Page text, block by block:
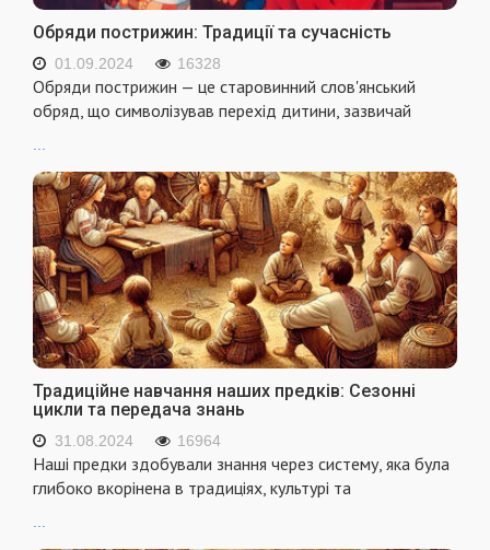
Обряди пострижин: Традиції та сучасність
01.09.2024 16328
Обряди пострижин — це старовинний слов'янський
обряд, що символізував перехід дитини, зазвичай
Традиційне навчання наших предків: Сезонні
цикли та передача знань
31.08.2024 16964
Наші предки здобували знання через систему, яка була
глибоко вкорінена в традиціях, культурі та